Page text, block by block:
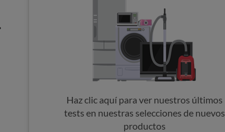
Haz clic aquí para ver nuestros últimos
tests en nuestras selecciones de nuevos
productos